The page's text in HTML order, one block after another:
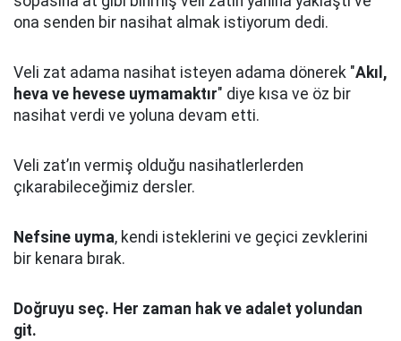
ona senden bir nasihat almak istiyorum dedi.
Veli zat adama nasihat isteyen adama dönerek "Akıl,
heva ve hevese uymamaktır" diye kısa ve öz bir
nasihat verdi ve yoluna devam etti.
Veli zat’ın vermiş olduğu nasihatlerlerden
çıkarabileceğimiz dersler.
Nefsine uyma, kendi isteklerini ve geçici zevklerini
bir kenara bırak.
Doğruyu seç. Her zaman hak ve adalet yolundan
git.